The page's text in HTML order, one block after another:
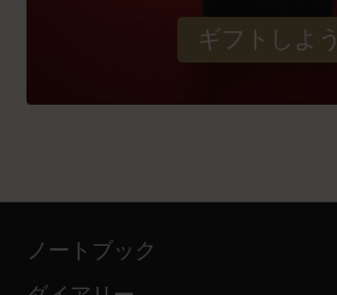
ギフトしよう
ノートブック